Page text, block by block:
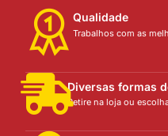
Qualidade
Trabalhos com as
Diversas formas
Retire na loja ou